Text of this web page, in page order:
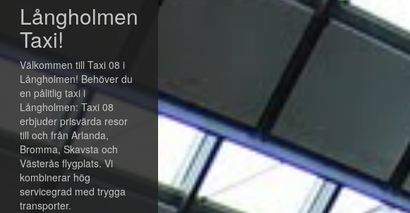
Långholmen
Taxi!
Välkommen till Taxi 08 i
Långholmen! Behöver du
en pålitlig taxi i
Långholmen: Taxi 08
erbjuder prisvärda resor
till och från Arlanda,
Bromma, Skavsta och
Västerås flygplats. Vi
kombinerar hög
servicegrad med trygga
transporter.